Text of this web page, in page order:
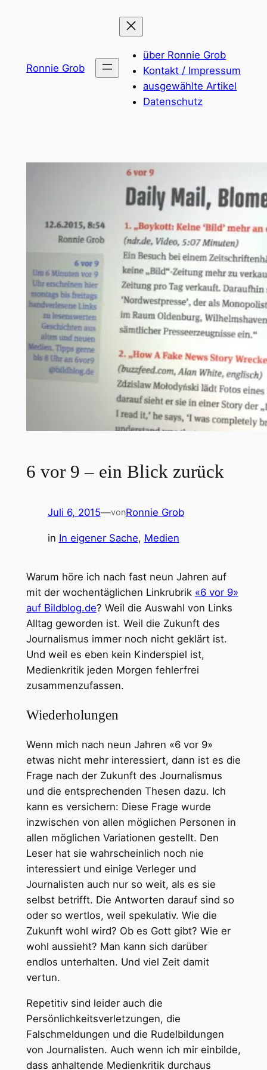
Ronnie Grob
über Ronnie Grob
Kontakt / Impressum
ausgewählte Artikel
Datenschutz
6 vor 9 – ein Blick zurück
Juli 6, 2015—vonRonnie Grob
in In eigener Sache, Medien
Warum höre ich nach fast neun Jahren auf
mit der wochentäglichen Linkrubrik «6 vor 9»
auf Bildblog.de? Weil die Auswahl von Links
Alltag geworden ist. Weil die Zukunft des
Journalismus immer noch nicht geklärt ist.
Und weil es eben kein Kinderspiel ist,
Medienkritik jeden Morgen fehlerfrei
zusammenzufassen.
Wiederholungen
Wenn mich nach neun Jahren «6 vor 9»
etwas nicht mehr interessiert, dann ist es die
Frage nach der Zukunft des Journalismus
und die entsprechenden Thesen dazu. Ich
kann es versichern: Diese Frage wurde
inzwischen von allen möglichen Personen in
allen möglichen Variationen gestellt. Den
Leser hat sie wahrscheinlich noch nie
interessiert und einige Verleger und
Journalisten auch nur so weit, als es sie
selbst betrifft. Die Antworten darauf sind so
oder so wertlos, weil spekulativ. Wie die
Zukunft wohl wird? Ob es Gott gibt? Wie er
wohl aussieht? Man kann sich darüber
endlos unterhalten. Und viel Zeit damit
vertun.
Repetitiv sind leider auch die
Persönlichkeitsverletzungen, die
Falschmeldungen und die Rudelbildungen
von Journalisten. Auch wenn ich mir einbilde,
dass anhaltende Medienkritik durchaus